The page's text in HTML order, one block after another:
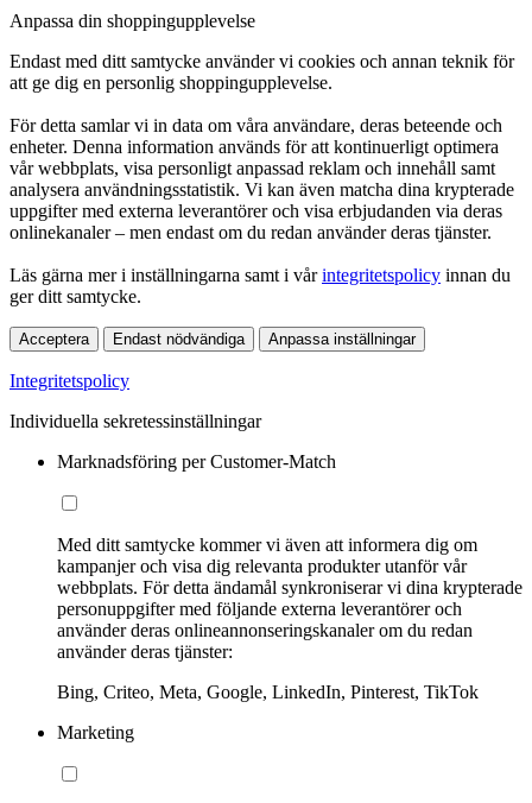
Anpassa din shoppingupplevelse
Endast med ditt samtycke använder vi cookies och annan teknik för
att ge dig en personlig shoppingupplevelse.
För detta samlar vi in data om våra användare, deras beteende och
enheter. Denna information används för att kontinuerligt optimera
vår webbplats, visa personligt anpassad reklam och innehåll samt
analysera användningsstatistik. Vi kan även matcha dina krypterade
uppgifter med externa leverantörer och visa erbjudanden via deras
onlinekanaler – men endast om du redan använder deras tjänster.
Läs gärna mer i inställningarna samt i vårintegritetspolicy innan du
ger ditt samtycke.
Acceptera Endast nödvändiga Anpassa inställningar
Integritetspolicy
Individuella sekretessinställningar
Marknadsföring per Customer-Match
Med ditt samtycke kommer vi även att informera dig om
kampanjer och visa dig relevanta produkter utanför vår
webbplats. För detta ändamål synkroniserar vi dina krypterade
personuppgifter med följande externa leverantörer och
använder deras onlineannonseringskanaler om du redan
använder deras tjänster:
Bing, Criteo, Meta, Google, LinkedIn, Pinterest, TikTok
Marketing